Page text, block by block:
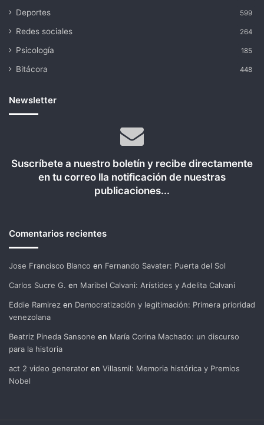
Deportes 599
Redes sociales 264
Psicología 185
Bitácora 448
Newsletter
Suscríbete a nuestro boletín y recibe directamente
en tu correo lla notificación de nuestras
publicaciones...
Comentarios recientes
Jose Francisco Blanco en Fernando Savater: Puerta del Sol
Carlos Sucre G. en Maribel Calvani: Arístides y Adelita Calvani
Eddie Ramirez en Democratización y legitimación: Primera prioridad
venezolana
Beatriz Pineda Sansone en María Corina Machado: un discurso
para la historia
act 2 video generator en Villasmil: Memoria histórica y Premios
Nobel